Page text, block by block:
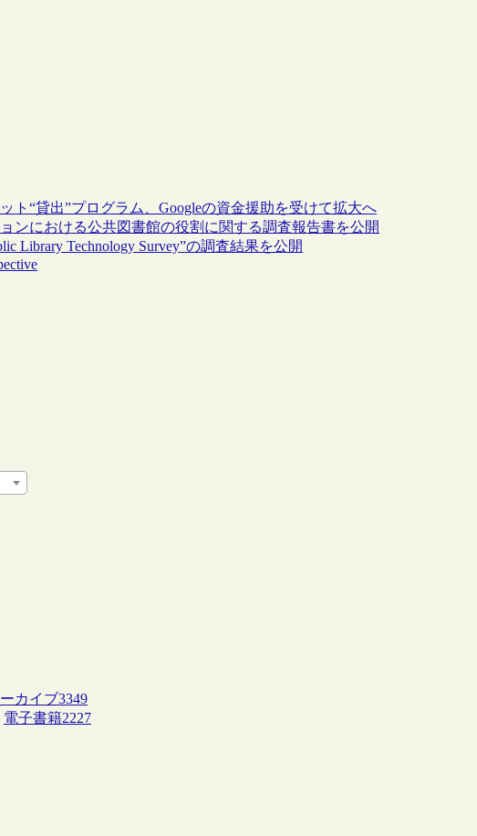
ト“貸出”プログラム、Googleの資金援助を受けて拡大へ
ンにおける公共図書館の役割に関する調査報告書を公開
Library Technology Survey”の調査結果を公開
カイブ3349
電子書籍2227